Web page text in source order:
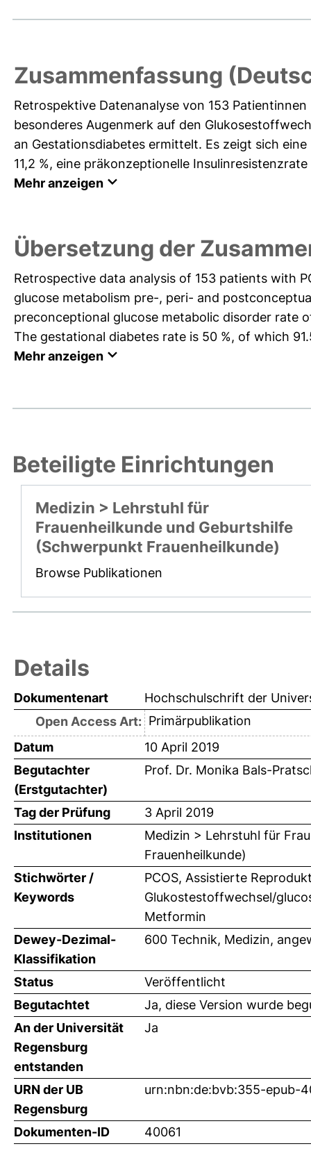
Zusammenfassung
Retrospektive Datenanalyse von 153
besonderes Augenmerk auf den
an Gestationsdiabetes ermittelt. Es zeigt sich
11,2 %, eine präkonzeptionelle
Mehr anzeigen
Übersetzung der
Retrospective data analysis of 153 patients with
glucose metabolism pre-, peri- and
preconceptional glucose metabolic disorder rate
The gestational diabetes rate is 50 %, of which
Mehr anzeigen
Beteiligte Einrichtungen
Medizin > Lehrstuhl für
Frauenheilkunde und Geburtshilfe
(Schwerpunkt Frauenheilkunde)
Browse Publikationen
Details
Dokumentenart
Hochschulschrift der
Open Access Art: Primärpublikation
Datum
10 April 2019
Begutachter
(Erstgutachter)
Prof. Dr. Monika Bals-
Tag der Prüfung
3 April 2019
Institutionen
Medizin > Lehrstuhl für
Frauenheilkunde)
Stichwörter /
Keywords
PCOS, Assistierte
Glukostestoffwechsel/
Metformin
Dewey-Dezimal-
Klassifikation
600 Technik, Medizin,
Status
Veröffentlicht
Begutachtet
Ja, diese Version wurde
An der Universität
Regensburg
entstanden
Ja
URN der UB
Regensburg
urn:nbn:de:bvb:355-epub-
Dokumenten-ID 40061